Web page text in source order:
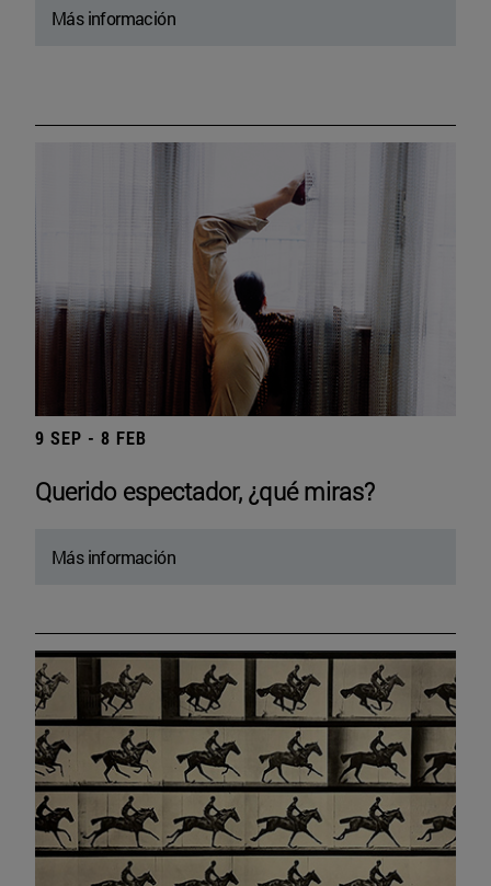
Más información
9 SEP - 8 FEB
Querido espectador, ¿qué miras?
Más información